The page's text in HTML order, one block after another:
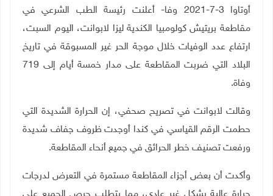
أوتاوا 3-7-2021 وفا- أعلنت رئيسة الطب الشرعي في
مقاطعة بريتيش كولومبيا الكندية ليزا لابوانت، اليوم السبت،
ارتفاع عدد الوفيات خلال موجة الحر غير المسبوقة في تاريخ
البلاد التي ضربت المقاطعة على مدار خمسة أيام إلى 719
وفاة.
وقالت لابوانت في تصريح صحفي، إن الحرارة الشديدة التي
حطمت الرقم القياسي في كندا أوجدت ظروف جفاف شديدة
ورفعت تصنيف خطر الحرائق في جميع أنحاء المقاطعة.
وأكدت أن بعض أجزاء المقاطعة مستمرة في التعرض لدرجات